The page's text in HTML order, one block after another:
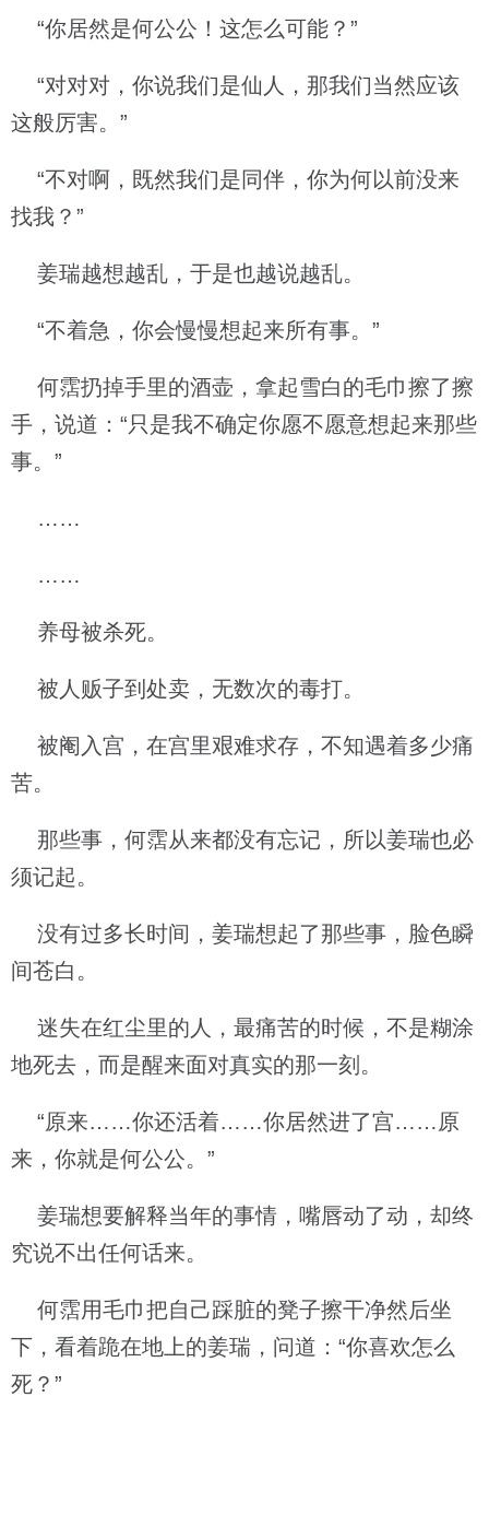
“你居然是何公公！这怎么可能？”
“对对对，你说我们是仙人，那我们当然应该
这般厉害。”
“不对啊，既然我们是同伴，你为何以前没来
找我？”
姜瑞越想越乱，于是也越说越乱。
“不着急，你会慢慢想起来所有事。”
何霑扔掉手里的酒壶，拿起雪白的毛巾擦了擦
手，说道：“只是我不确定你愿不愿意想起来那些
事。”
……
……
养母被杀死。
被人贩子到处卖，无数次的毒打。
被阉入宫，在宫里艰难求存，不知遇着多少痛
苦。
那些事，何霑从来都没有忘记，所以姜瑞也必
须记起。
没有过多长时间，姜瑞想起了那些事，脸色瞬
间苍白。
迷失在红尘里的人，最痛苦的时候，不是糊涂
地死去，而是醒来面对真实的那一刻。
“原来……你还活着……你居然进了宫……原
来，你就是何公公。”
姜瑞想要解释当年的事情，嘴唇动了动，却终
究说不出任何话来。
何霑用毛巾把自己踩脏的凳子擦干净然后坐
下，看着跪在地上的姜瑞，问道：“你喜欢怎么
死？”